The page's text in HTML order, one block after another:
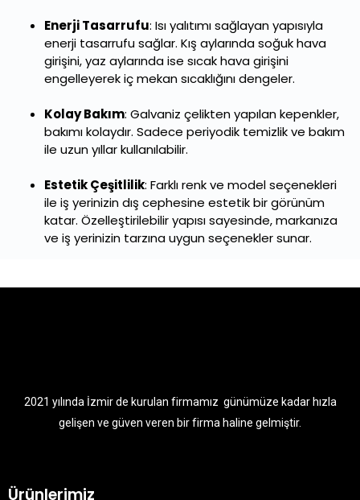
Enerji Tasarrufu: Isı yalıtımı sağlayan yapısıyla
enerji tasarrufu sağlar. Kış aylarında soğuk hava
girişini, yaz aylarında ise sıcak hava girişini
engelleyerek iç mekan sıcaklığını dengeler.
Kolay Bakım: Galvaniz çelikten yapılan kepenkler,
bakımı kolaydır. Sadece periyodik temizlik ve bakım
ile uzun yıllar kullanılabilir.
Estetik Çeşitlilik: Farklı renk ve model seçenekleri
ile iş yerinizin dış cephesine estetik bir görünüm
katar. Özelleştirilebilir yapısı sayesinde, markanıza
ve iş yerinizin tarzına uygun seçenekler sunar.
2021 yılında İzmir de kurulan firmamız günümüze kadar hızla
gelişen ve güven veren bir firma haline gelmiştir.
Ürünlerimiz